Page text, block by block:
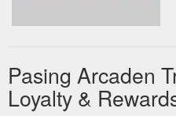
Pasing Arcaden
Loyalty &